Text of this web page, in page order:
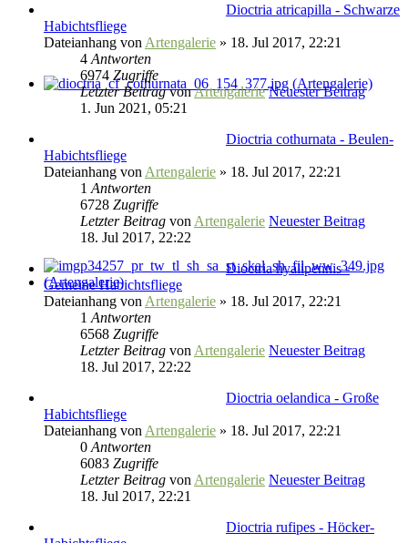
Dioctria atricapilla - Schwarze
Habichtsfliege
Dateianhang von Artengalerie » 18. Jul 2017, 22:21
4 Antworten
6974 Zugriffe
Letzter BeitragvonArtengalerie Neuester Beitrag
1. Jun 2021, 05:21
Dioctria cothurnata - Beulen-
Habichtsfliege
Dateianhang von Artengalerie » 18. Jul 2017, 22:21
1 Antworten
6728 Zugriffe
Letzter Beitrag von Artengalerie Neuester Beitrag
18. Jul 2017, 22:22
Dioctria hyalipennis -
Gemeine Habichtsfliege
Dateianhang von Artengalerie » 18. Jul 2017, 22:21
1 Antworten
6568 Zugriffe
Letzter Beitrag von Artengalerie Neuester Beitrag
18. Jul 2017, 22:22
Dioctria oelandica - Große
Habichtsfliege
Dateianhang von Artengalerie » 18. Jul 2017, 22:21
0 Antworten
6083 Zugriffe
Letzter Beitrag von Artengalerie Neuester Beitrag
18. Jul 2017, 22:21
Dioctria rufipes - Höcker-